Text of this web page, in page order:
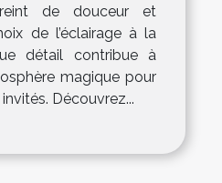
de douceur et
de l’éclairage à la
détail contribue à
magique pour
Découvrez...